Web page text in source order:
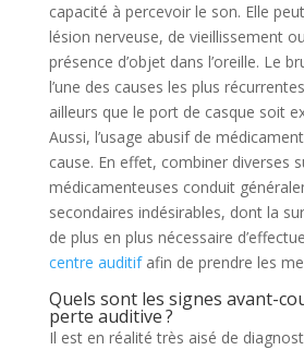
capacité à percevoir le son. Elle
lésion nerveuse, de vieillissement
présence d’objet dans l’oreille. Le
l’une des causes les plus
ailleurs que le port de casque soit
Aussi, l’usage abusif de
cause. En effet, combiner diverses
médicamenteuses conduit
secondaires indésirables, dont la
de plus en plus nécessaire
centre auditifafin de prendre les
Quels sont les signes avant-
perte auditive ?
Il est en réalité très aisé de